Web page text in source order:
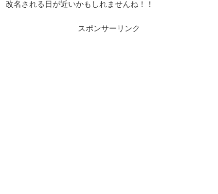
改名される日が近いかもしれませんね！！
スポンサーリンク